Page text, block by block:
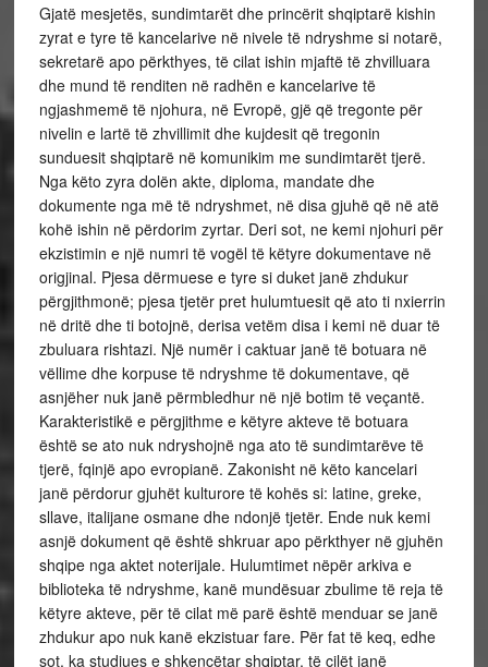
Gjatë mesjetës, sundimtarët dhe princërit shqiptarë kishin
zyrat e tyre të kancelarive në nivele të ndryshme si notarë,
sekretarë apo përkthyes, të cilat ishin mjaftë të zhvilluara
dhe mund të renditen në radhën e kancelarive të
ngjashmemë të njohura, në Evropë, gjë që tregonte për
nivelin e lartë të zhvillimit dhe kujdesit që tregonin
sunduesit shqiptarë në komunikim me sundimtarët tjerë.
Nga këto zyra dolën akte, diploma, mandate dhe
dokumente nga më të ndryshmet, në disa gjuhë që në atë
kohë ishin në përdorim zyrtar. Deri sot, ne kemi njohuri për
ekzistimin e një numri të vogël të këtyre dokumentave në
origjinal. Pjesa dërmuese e tyre si duket janë zhdukur
përgjithmonë; pjesa tjetër pret hulumtuesit që ato ti nxierrin
në dritë dhe ti botojnë, derisa vetëm disa i kemi në duar të
zbuluara rishtazi. Një numër i caktuar janë të botuara në
vëllime dhe korpuse të ndryshme të dokumentave, që
asnjëher nuk janë përmbledhur në një botim të veçantë.
Karakteristikë e përgjithme e këtyre akteve të botuara
është se ato nuk ndryshojnë nga ato të sundimtarëve të
tjerë, fqinjë apo evropianë. Zakonisht në këto kancelari
janë përdorur gjuhët kulturore të kohës si: latine, greke,
sllave, italijane osmane dhe ndonjë tjetër. Ende nuk kemi
asnjë dokument që është shkruar apo përkthyer në gjuhën
shqipe nga aktet noterijale. Hulumtimet nëpër arkiva e
biblioteka të ndryshme, kanë mundësuar zbulime të reja të
këtyre akteve, për të cilat më parë është menduar se janë
zhdukur apo nuk kanë ekzistuar fare. Për fat të keq, edhe
sot, ka studiues e shkencëtar shqiptar, të cilët janë